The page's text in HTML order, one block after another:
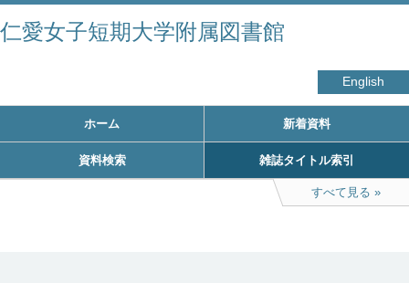
仁愛女子短期大学附属図書館
English
ホーム 新着資料
資料検索 雑誌タイトル索引
すべて見る